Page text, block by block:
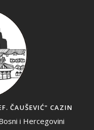
ČAUŠEVIĆ" CAZIN
i Hercegovini